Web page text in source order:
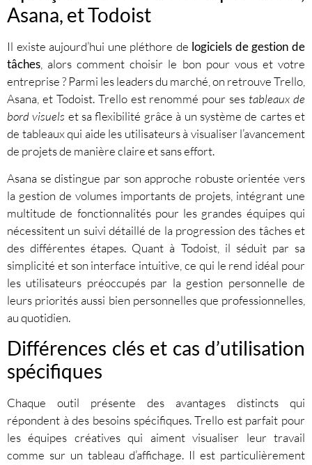
Asana, et Todoist
Il existe aujourd’hui une pléthore de logiciels de gestion de
tâches , alors comment choisir le bon pour vous et votre
entreprise ? Parmi les leaders du marché, on retrouve Trello,
Asana, et Todoist. Trello est renommé pour ses tableaux de
bord visuels et sa flexibilité grâce à un système de cartes et
de tableaux qui aide les utilisateurs à visualiser l’avancement
de projets de manière claire et sans effort.
Asana se distingue par son approche robuste orientée vers
la gestion de volumes importants de projets, intégrant une
multitude de fonctionnalités pour les grandes équipes qui
nécessitent un suivi détaillé de la progression des tâches et
des différentes étapes. Quant à Todoist, il séduit par sa
simplicité et son interface intuitive, ce qui le rend idéal pour
les utilisateurs préoccupés par la gestion personnelle de
leurs priorités aussi bien personnelles que professionnelles,
au quotidien.
Différences clés et cas d’utilisation
spécifiques
Chaque outil présente des avantages distincts qui
répondent à des besoins spécifiques. Trello est parfait pour
les équipes créatives qui aiment visualiser leur travail
comme sur un tableau d’affichage. Il est particulièrement